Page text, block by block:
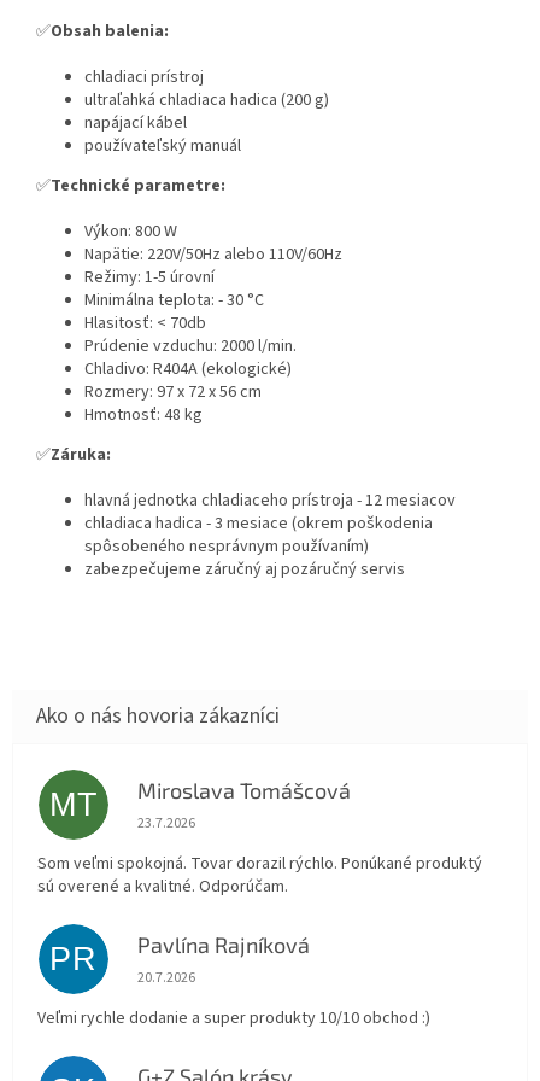
✅Obsah balenia:
chladiaci prístroj
ultraľahká chladiaca hadica (200 g)
napájací kábel
používateľský manuál
✅Technické parametre:
Výkon: 800 W
Napätie: 220V/50Hz alebo 110V/60Hz
Režimy: 1-5 úrovní
Minimálna teplota: - 30 °C
Hlasitosť: < 70db
Prúdenie vzduchu: 2000 l/min.
Chladivo: R404A (ekologické)
Rozmery: 97 x 72 x 56 cm
Hmotnosť: 48 kg
✅Záruka:
hlavná jednotka chladiaceho prístroja - 12 mesiacov
chladiaca hadica - 3 mesiace (okrem poškodenia
spôsobeného nesprávnym používaním)
zabezpečujeme záručný aj pozáručný servis
MT Miroslava Tomášcová
Hodnotenie obchodu je 5 z 5 hviezdičiek.
23.7.2026
Som veľmi spokojná. Tovar dorazil rýchlo. Ponúkané produktý
sú overené a kvalitné. Odporúčam.
PR Pavlína Rajníková
Hodnotenie obchodu je 5 z 5 hviezdičiek.
20.7.2026
Veľmi rychle dodanie a super produkty 10/10 obchod :)